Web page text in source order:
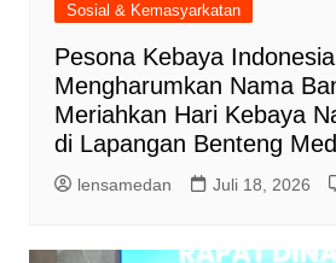
Sosial & Kemasyarkatan
Pesona Kebaya Indonesia
Mengharumkan Nama
Meriahkan Hari Kebaya
di Lapangan Benteng
lensamedan Juli 18, 2026